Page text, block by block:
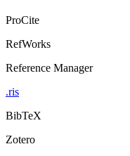
ProCite
RefWorks
Reference Manager
.ris
BibTeX
Zotero